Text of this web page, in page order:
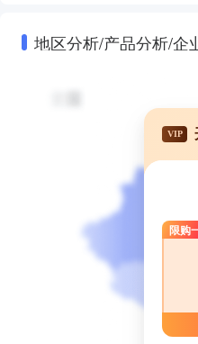
地区分析/产品分析/企
VIP
限购